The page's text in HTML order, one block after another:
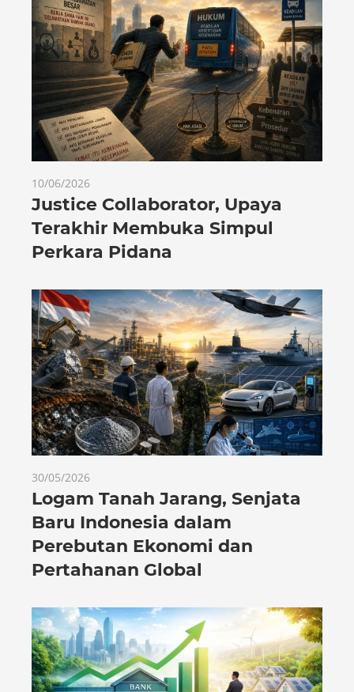
10/06/2026
Justice Collaborator, Upaya
Terakhir Membuka Simpul
Perkara Pidana
30/05/2026
Logam Tanah Jarang, Senjata
Baru Indonesia dalam
Perebutan Ekonomi dan
Pertahanan Global